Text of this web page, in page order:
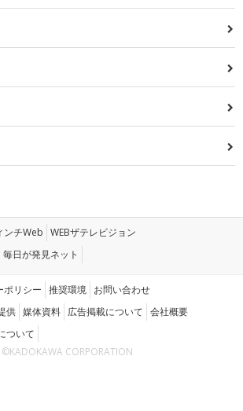
ンチWeb WEBザテレビジョン
毎日が発見ネット
ポリシー 推奨環境 お問い合わせ
供 媒体資料 広告掲載について 会社概要
ついて
©KADOKAWA CORPORATION